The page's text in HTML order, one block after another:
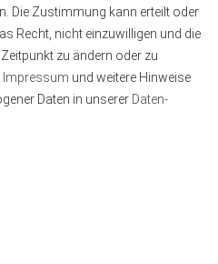
Die Zustimmung kann erteilt oder
Recht, nicht einzuwilligen und die
zu ändern oder zu
Impressum und weitere Hinweise
Daten in unserer Daten­